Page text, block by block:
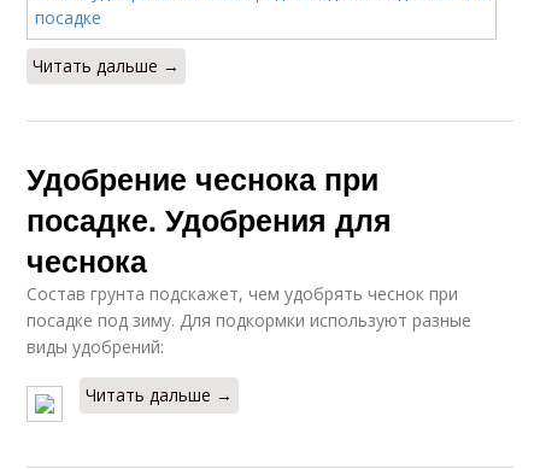
Читать дальше →
Удобрение чеснока при
посадке. Удобрения для
чеснока
Состав грунта подскажет, чем удобрять чеснок при
посадке под зиму. Для подкормки используют разные
виды удобрений:
Читать дальше →